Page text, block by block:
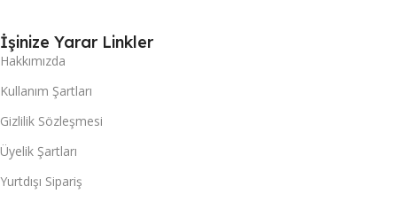
İşinize Yarar Linkler
Hakkımızda
Kullanım Şartları
Gizlilik Sözleşmesi
Üyelik Şartları
Yurtdışı Sipariş